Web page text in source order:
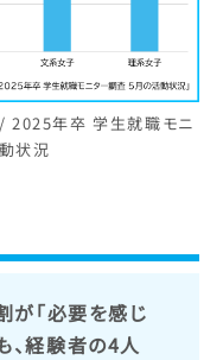
/ 2025年卒 学生就職モニ
状況
が「必要を感じ
、経験者の4人